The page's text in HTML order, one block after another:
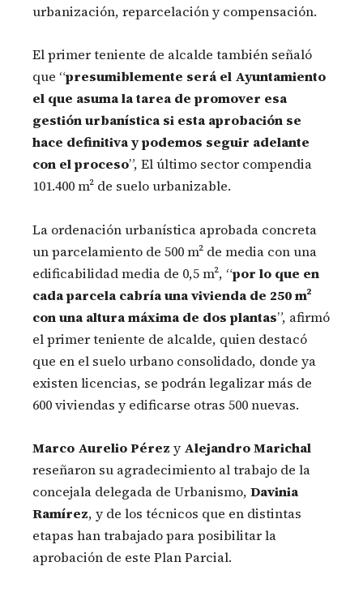
urbanización, reparcelación y compensación.
El primer teniente de alcalde también señaló
que “presumiblemente será el Ayuntamiento
el que asuma la tarea de promover esa
gestión urbanística si esta aprobación se
hace definitiva y podemos seguir adelante
con el proceso”, El último sector compendia
101.400 m² de suelo urbanizable.
La ordenación urbanística aprobada concreta
un parcelamiento de 500 m² de media con una
edificabilidad media de 0,5 m², “por lo que en
cada parcela cabría una vivienda de 250 m²
con una altura máxima de dos plantas”, afirmó
el primer teniente de alcalde, quien destacó
que en el suelo urbano consolidado, donde ya
existen licencias, se podrán legalizar más de
600 viviendas y edificarse otras 500 nuevas.
Marco Aurelio Pérez y Alejandro Marichal
reseñaron su agradecimiento al trabajo de la
concejala delegada de Urbanismo, Davinia
Ramírez, y de los técnicos que en distintas
etapas han trabajado para posibilitar la
aprobación de este Plan Parcial.